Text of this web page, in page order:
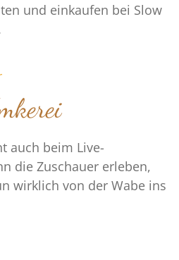
und einkaufen bei Slow
auch beim Live-
die Zuschauer erleben,
wirklich von der Wabe ins